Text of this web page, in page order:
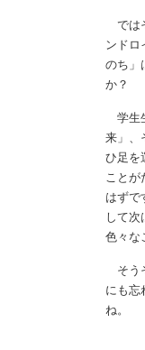
では
ンドロ
のち」
か？
学生
来」、
ひ足を
ことが
はずで
して次
色々な
そう
にも忘
ね。